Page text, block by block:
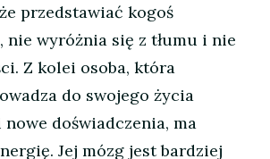
przedstawiać kogoś
nie wyróżnia się z tłumu i nie
Z kolei osoba, która
do swojego życia
doświadczenia, ma
Jej mózg jest bardziej